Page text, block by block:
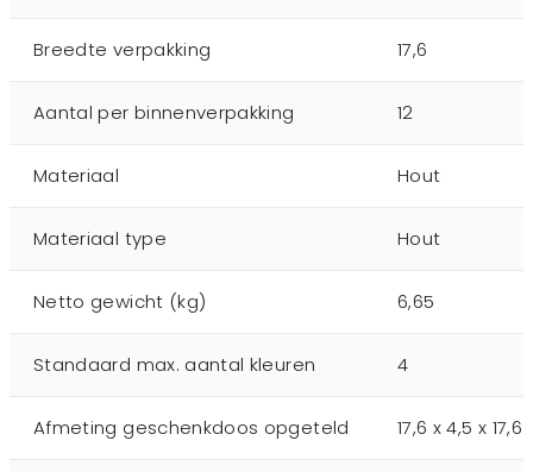
Breedte verpakking 17,6
Aantal per binnenverpakking 12
Materiaal Hout
Materiaal type Hout
Netto gewicht (kg) 6,65
Standaard max. aantal kleuren 4
Afmeting geschenkdoos opgeteld 17,6 x 4,5 x 17,6